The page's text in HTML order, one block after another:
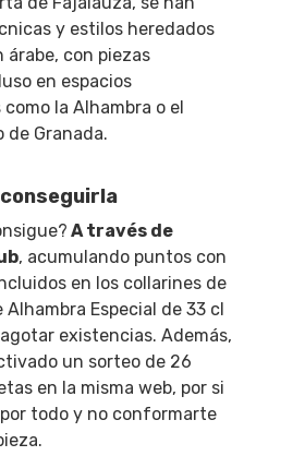
y estilos heredados
árabe, con piezas
en espacios
la Alhambra o el
Granada.
A través de
, acumulando puntos con
en los collarines de
Alhambra Especial de 33 cl
existencias. Además,
un sorteo de 26
en la misma web, por si
todo y no conformarte